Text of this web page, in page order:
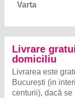
Varta
Livrare
domiciliu
Livrarea este
București (in
centurii), dacă se